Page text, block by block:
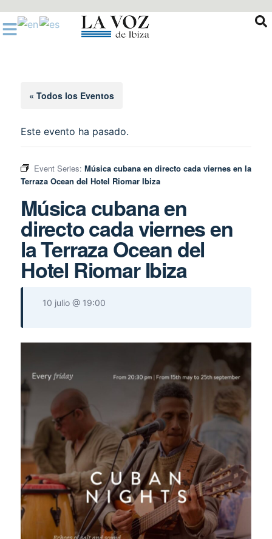
al
contenido
« Todos los Eventos
Este evento ha pasado.
Event Series: Música cubana en directo cada viernes en la
Terraza Ocean del Hotel Riomar Ibiza
Música cubana en
directo cada viernes en
la Terraza Ocean del
Hotel Riomar Ibiza
10 julio @ 19:00